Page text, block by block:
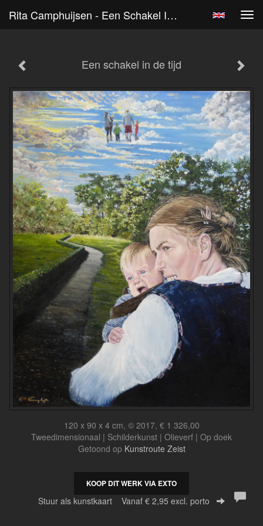
Rita Camphuijsen - Een Schakel In De Tijd
Een schakel in de tijd
120 x 90 x 4 cm, © 2017, € 1 326,00
Tweedimensionaal | Schilderkunst | Olieverf | Op doek
Getoond op Kunstroute Zeist
KOOP DIT WERK VIA EXTO
Stuur als kunstkaart Vanaf € 2,95 excl. porto